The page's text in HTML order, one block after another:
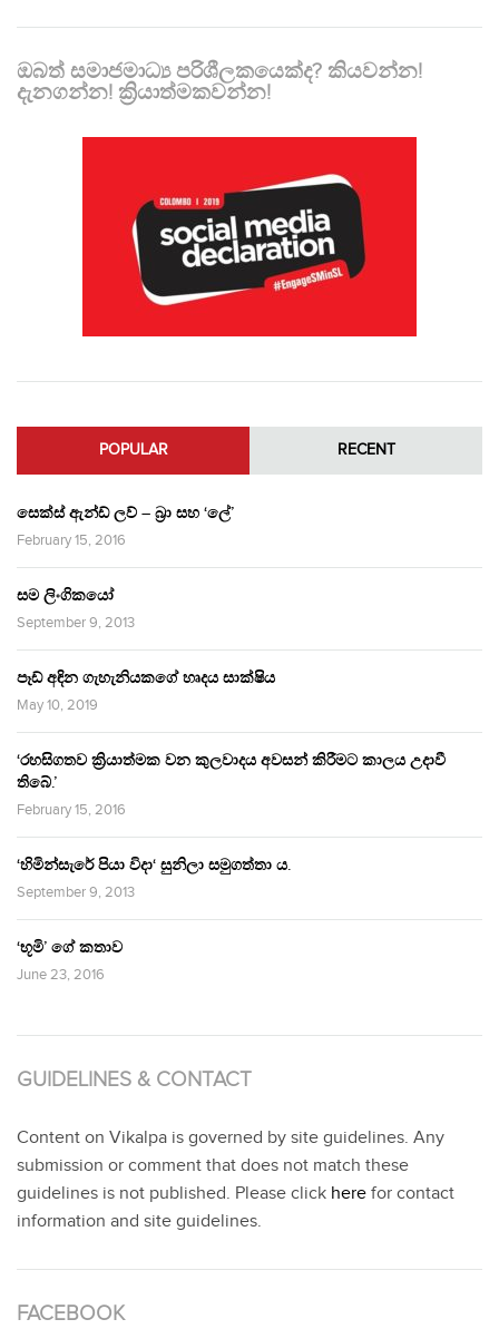
ඔබත් සමාජමාධ්‍ය පරිශීලකයෙක්ද? කියවන්න!
දැනගන්න! ක්‍රියාත්මකවන්න!
POPULAR RECENT
සෙක්ස් ඇන්ඩ් ලව් – බ්‍රා සහ ‘ලේ’
February 15, 2016
සම ලිංගිකයෝ
September 9, 2013
පෑඩ් අඳින ගැහැනියකගේ හෘදය සාක්ෂිය
May 10, 2019
‘රහසිගතව ක්‍රියාත්මක වන කුලවාදය අවසන් කිරීමට කාලය උදාවී
තිබේ.’
February 15, 2016
‘හිමින්සැරේ පියා විදා‘ සුනිලා සමුගත්තා ය.
September 9, 2013
‘භූමි’ ගේ කතාව
June 23, 2016
GUIDELINES & CONTACT
Content on Vikalpa is governed by site guidelines. Any
submission or comment that does not match these
guidelines is not published. Please click here for contact
information and site guidelines.
FACEBOOK